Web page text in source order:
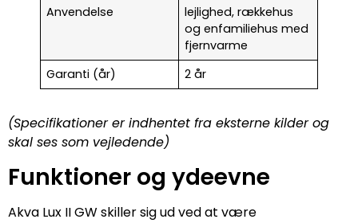
Anvendelse
lejlighed, rækkehus
og enfamiliehus med
fjernvarme
Garanti (år)
2 år
(Specifikationer er indhentet fra eksterne kilder og
skal ses som vejledende)
Funktioner og ydeevne
Akva Lux II GW skiller sig ud ved at være